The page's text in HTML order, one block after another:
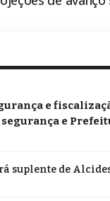
e
e
suplente de